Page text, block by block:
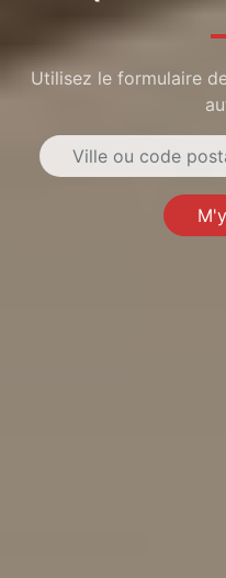
Utilisez le formulaire